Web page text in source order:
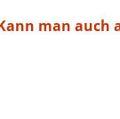
man auch